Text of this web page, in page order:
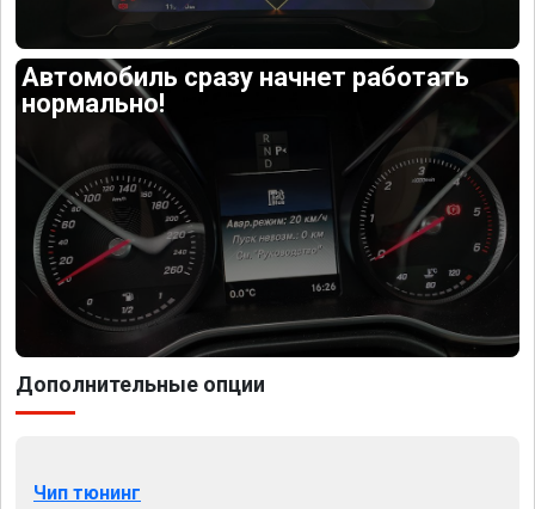
Автомобиль сразу начнет работать
нормально!
Дополнительные опции
Чип тюнинг